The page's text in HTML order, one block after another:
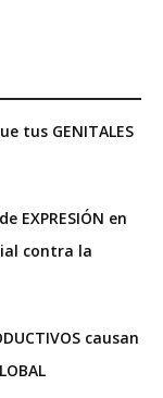
tus GENITALES
EXPRESIÓN en
contra la
causan